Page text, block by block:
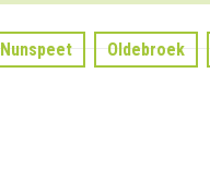
Nunspeet Oldebroek